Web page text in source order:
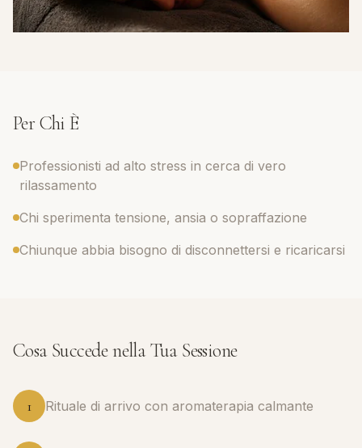
Per Chi È
Professionisti ad alto stress in cerca di vero
rilassamento
Chi sperimenta tensione, ansia o sopraffazione
Chiunque abbia bisogno di disconnettersi e ricaricarsi
Cosa Succede nella Tua Sessione
1 Rituale di arrivo con aromaterapia calmante